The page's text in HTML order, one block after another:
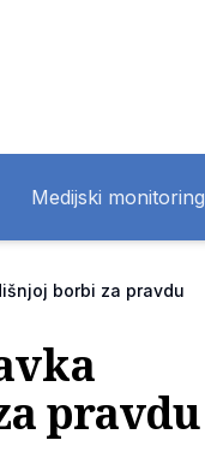
Medijski monitoring
borbi za pravdu
pravdu